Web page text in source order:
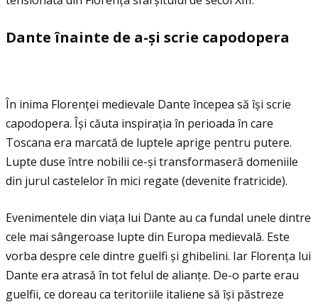
Danteînainte de a-și scrie capodopera
În inima Florenţei medievale Dante începea să își scrie
capodopera. Își căuta inspiraţia în perioada în care
Toscana era marcată de luptele aprige pentru putere.
Lupte duse între nobilii ce-și transformaseră domeniile
din jurul castelelor în mici regate (devenite fratricide).
Evenimentele din viaţa lui Dante au ca fundal unele dintre
cele mai sângeroase lupte din Europa medievală. Este
vorba despre cele dintre guelfi și ghibelini. Iar Florenţa lui
Dante era atrasă în tot felul de alianţe. De-o parte erau
guelfii, ce doreau ca teritoriile italiene să își păstreze